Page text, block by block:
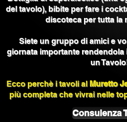
del tavolo), bibite per fare i
discoteca per tutta la
Siete un gruppo di amici e
giornata importante
un
Ecco perchè i tavoli al Muretto
più completa che vivrai nelle
Consulenza